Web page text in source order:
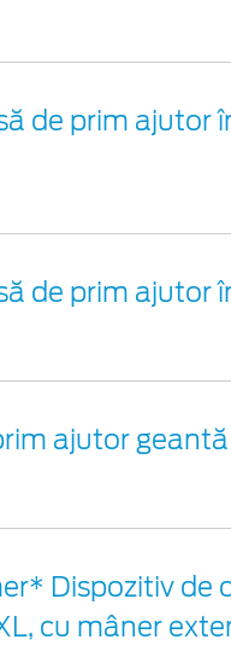
de prim ajutor
de prim ajutor
ajutor
Dispozitiv de
cu mâner